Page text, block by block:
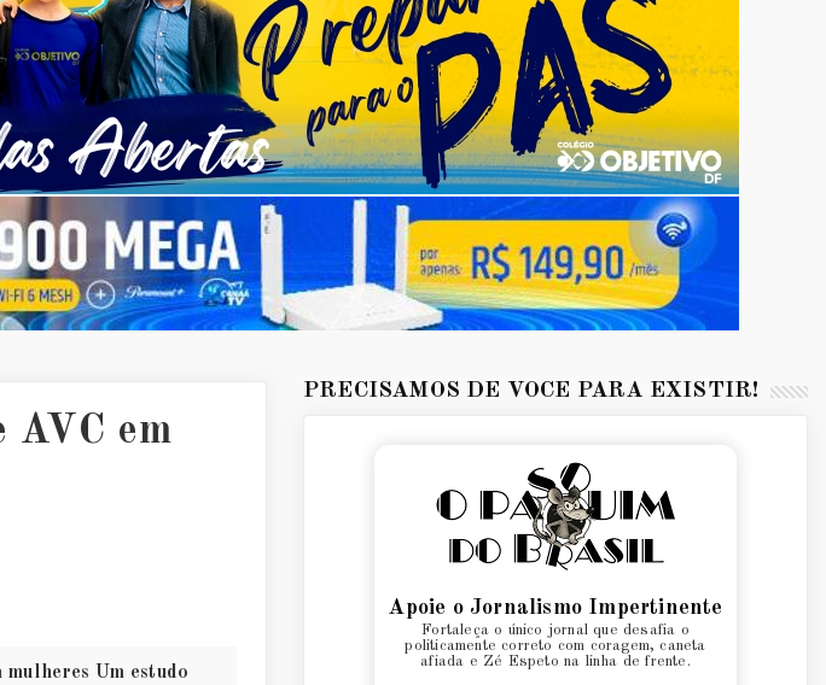
AVC em
mulheres Um estudo
PRECISAMOS DE VOCÊ PARA EXISTIR!
Apoie o Jornalismo Impertinente
Fortaleça o único jornal que desafia o
politicamente correto com coragem, caneta
afiada e Zé Espeto na linha de frente.